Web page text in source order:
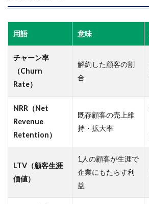
8.1
いる
が、
いて
い
希薄化
株利
用語 意味
チャーン率
（Churn
Rate）
解約した顧客の割
合
NRR（Net
Revenue
Retention）
既存顧客の売上維
持・拡大率
LTV（顧客生涯
価値）
1人の顧客が生涯で
企業にもたらす利
益